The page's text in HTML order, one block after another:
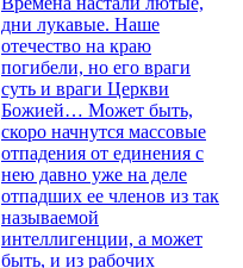
дни лукавые. Наше
отечество на краю
погибели, но его враги
суть и враги Церкви
Божией… Может быть,
скоро начнутся массовые
отпадения от единения с
нею давно уже на деле
отпадших ее членов из так
называемой
интеллигенции, а может
быть, и из рабочих